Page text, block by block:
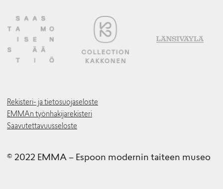
Rekisteri- ja tietosuojaseloste
EMMAn työnhakijarekisteri
Saavutettavuusseloste
© 2022 EMMA – Espoon modernin taiteen museo